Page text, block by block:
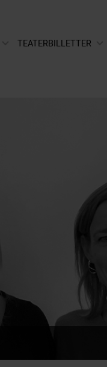
TEATERBILLETTER